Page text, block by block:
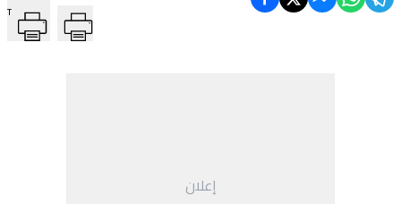
وليد جنبلاط
T
إعلان